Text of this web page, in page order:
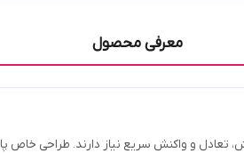
معرفی محصول
تعادل و واکنش سریع نیاز دارند. طراحی خاص